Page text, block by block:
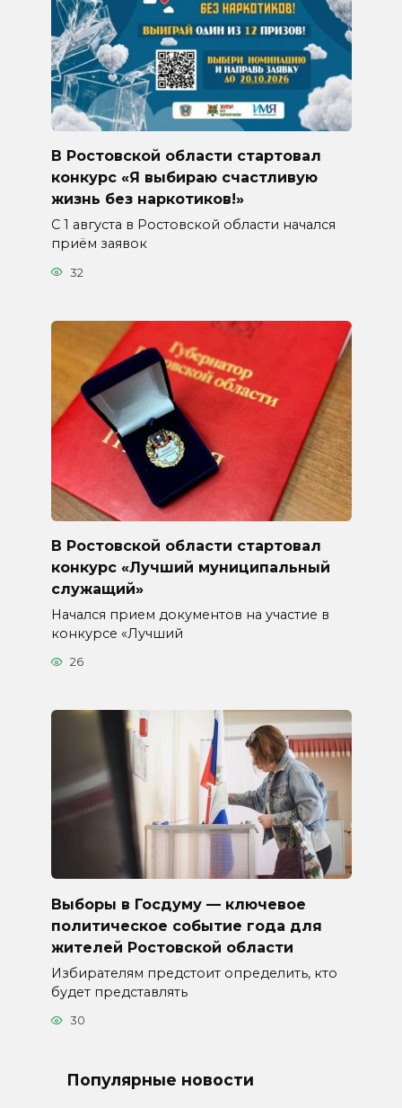
В Ростовской области стартовал
конкурс «Я выбираю счастливую
жизнь без наркотиков!»
С 1 августа в Ростовской области начался
приём заявок
32
В Ростовской области стартовал
конкурс «Лучший муниципальный
служащий»
Начался прием документов на участие в
конкурсе «Лучший
26
Выборы в Госдуму — ключевое
политическое событие года для
жителей Ростовской области
Избирателям предстоит определить, кто
будет представлять
30
Популярные новости